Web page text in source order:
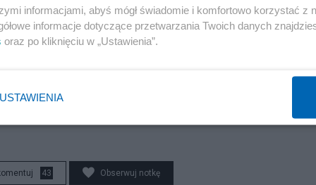
w samochodzie podczas wycieczek po polskiej
43 Obserwuj notkę
informacjami, abyś mógł świadomie i komfortowo korzystać z
informacje dotyczące przetwarzania Twoich danych
oraz po kliknięciu w „Ustawienia”.
USTAWIENIA